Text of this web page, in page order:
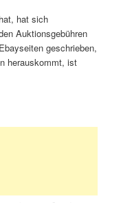
hat sich
Auktionsgebühren
geschrieben,
herauskommt, ist